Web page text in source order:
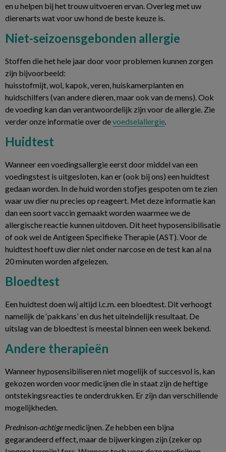
en u helpen bij het trouw uitvoeren ervan. Overleg met uw
dierenarts wat voor uw hond de beste keuze is.
Niet-seizoensgebonden allergie
Stoffen die het hele jaar door voor problemen kunnen zorgen
zijn bijvoorbeeld:
huisstofmijt, wol, kapok, veren, huiskamerplanten en
huidschilfers (van andere dieren, maar ook van de mens). Ook
de voeding kan dan verantwoordelijk zijn voor de allergie. Zie
verder onze informatie over devoedselallergie.
Huidtest
Wanneer een voedingsallergie eerst door middel van een
voedingstest is uitgesloten, kan er (ook bij ons) een huidtest
gedaan worden. In de huid worden stofjes gespoten om te zien
waar uw dier nu precies op reageert. Met deze informatie kan
dan een soort vaccin gemaakt worden waarmee we de
allergische reactie kunnen uitdoven. Dit heet hyposensibilisatie
of ook wel de Antigeen Specifieke Therapie (AST). Voor de
huidtest hoeft uw dier niet onder narcose en de test kan al na
20 minuten worden afgelezen.
Bloedtest
Een huidtest doen wij altijd i.c.m. een bloedtest. Dit verhoogt
namelijk de ‘pakkans’ en dus het uiteindelijk resultaat. De
uitslag van de bloedtest is meestal binnen een week bekend.
Andere therapieën
Wanneer hyposensibiliseren niet mogelijk of succesvol is, kan
gekozen worden voor medicijnen die in staat zijn de heftige
ontstekingsreacties te onderdrukken. Er zijn dan verschillende
mogelijkheden.
Prednison-achtigemedicijnen. Ze hebben een bijna
gegarandeerd effect, maar de bijwerkingen zijn (zeker op